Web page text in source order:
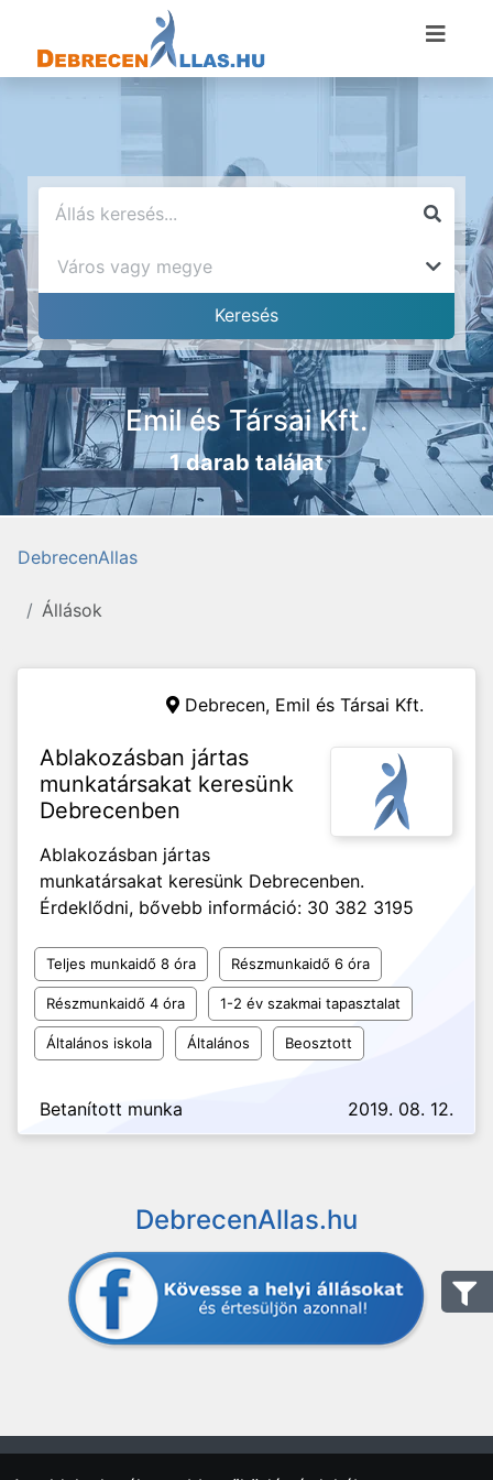
Emil és Társai Kft.
1 darab találat
DebrecenAllas
Állások
Debrecen, Emil és Társai Kft.
Ablakozásban jártas
munkatársakat keresünk
Debrecenben
Ablakozásban jártas
munkatársakat keresünk Debrecenben.
Érdeklődni, bővebb információ: 30 382 3195
Teljes munkaidő 8 óra Részmunkaidő 6 óra
Részmunkaidő 4 óra 1-2 év szakmai tapasztalat
Általános iskola Általános Beosztott
Betanított munka 2019. 08. 12.
DebrecenAllas.hu